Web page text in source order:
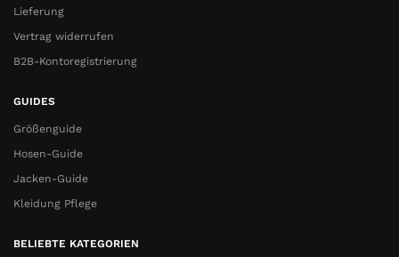
Lieferung
Vertrag widerrufen
B2B-Kontoregistrierung
GUIDES
Größenguide
Hosen-Guide
Jacken-Guide
Kleidung Pflege
BELIEBTE KATEGORIEN